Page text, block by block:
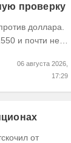
проверку
доллара.
и почти не
06 августа 2026,
17:29
от